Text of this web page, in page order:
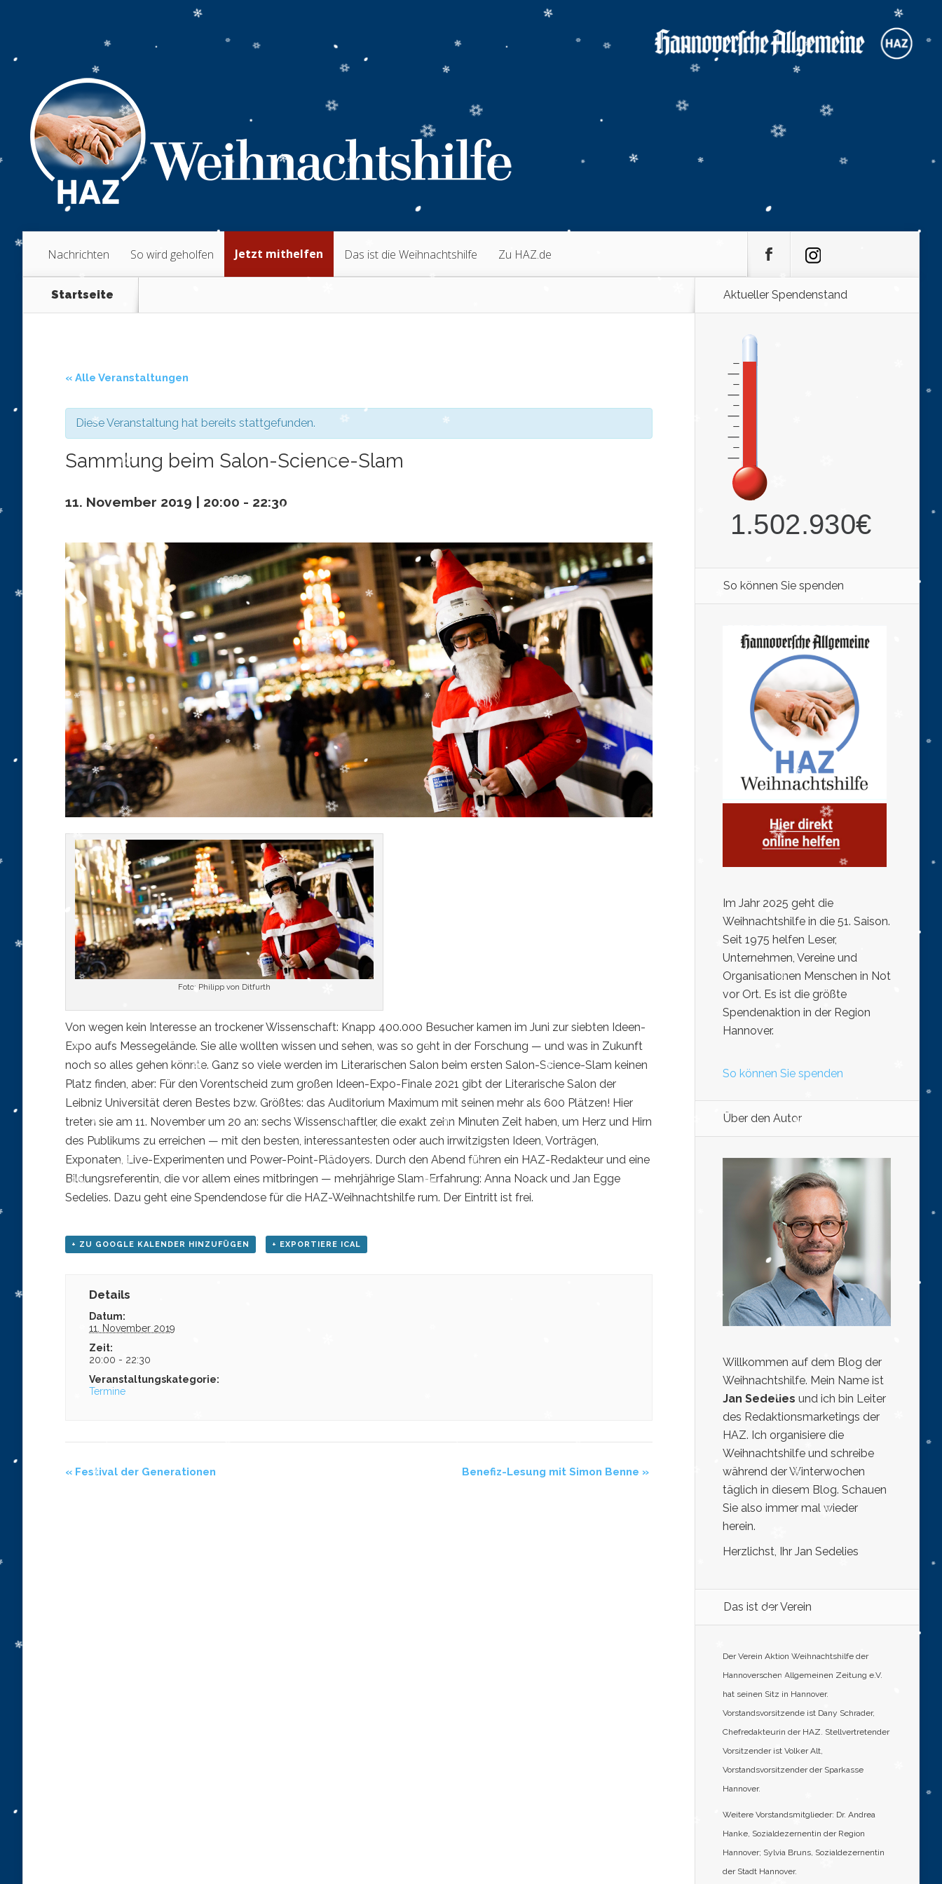
Nachrichten So wird geholfen Jetzt mithelfen Das ist die Weihnachtshilfe Zu HAZ.de
Startseite
« Alle Veranstaltungen
Diese Veranstaltung hat bereits stattgefunden.
Sammlung beim Salon-Science-Slam
11. November 2019 | 20:00 - 22:30
Foto: Philipp von Ditfurth
Von wegen kein Interesse an trockener Wissenschaft: Knapp 400.000 Besucher kamen im Juni zur siebten Ideen-
Expo aufs Messegelände. Sie alle wollten wissen und sehen, was so geht in der Forschung — und was in Zukunft
noch so alles gehen könnte. Ganz so viele werden im Literarischen Salon beim ersten Salon-Science-Slam keinen
Platz finden, aber: Für den Vorentscheid zum großen Ideen-Expo-Finale 2021 gibt der Literarische Salon der
Leibniz Universität deren Bestes bzw. Größtes: das Auditorium Maximum mit seinen mehr als 600 Plätzen! Hier
treten sie am 11. November um 20 an: sechs Wissenschaftler, die exakt zehn Minuten Zeit haben, um Herz und Hirn
des Publikums zu erreichen — mit den besten, interessantesten oder auch irrwitzigsten Ideen, Vorträgen,
Exponaten, Live-Experimenten und Power-Point-Plädoyers. Durch den Abend führen ein HAZ-Redakteur und eine
Bildungsreferentin, die vor allem eines mitbringen — mehrjährige Slam-Erfahrung: Anna Noack und Jan Egge
Sedelies. Dazu geht eine Spendendose für die HAZ-Weihnachtshilfe rum. Der Eintritt ist frei.
+ ZU GOOGLE KALENDER HINZUFÜGEN + EXPORTIERE ICAL
Details
Datum:
11. November 2019
Zeit:
20:00 - 22:30
Veranstaltungskategorie:
Termine
« Festival der Generationen Benefiz-Lesung mit Simon Benne »
Aktueller Spendenstand
So können Sie spenden
Im Jahr 2025 geht die
Weihnachtshilfe in die 51. Saison.
Seit 1975 helfen Leser,
Unternehmen, Vereine und
Organisationen Menschen in Not
vor Ort. Es ist die größte
Spendenaktion in der Region
Hannover.
So können Sie spenden
Über den Autor
Willkommen auf dem Blog der
Weihnachtshilfe. Mein Name ist
Jan Sedelies und ich bin Leiter
des Redaktionsmarketings der
HAZ. Ich organisiere die
Weihnachtshilfe und schreibe
während der Winterwochen
täglich in diesem Blog. Schauen
Sie also immer mal wieder
herein.
Herzlichst, Ihr Jan Sedelies
Das ist der Verein
Der Verein Aktion Weihnachtshilfe der
Hannoverschen Allgemeinen Zeitung e.V.
hat seinen Sitz in Hannover.
Vorstandsvorsitzende ist Dany Schrader,
Chefredakteurin der HAZ. Stellvertretender
Vorsitzender ist Volker Alt,
Vorstandsvorsitzender der Sparkasse
Hannover.
Weitere Vorstandsmitglieder: Dr. Andrea
Hanke, Sozialdezernentin der Region
Hannover; Sylvia Bruns, Sozialdezernentin
der Stadt Hannover.